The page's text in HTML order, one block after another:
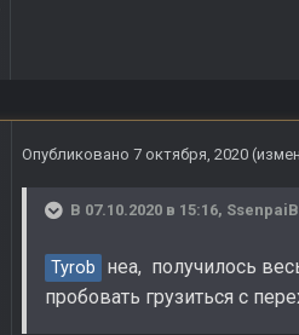
Опубликовано 7 октября, 2020
В 07.10.2020 в 15:16,
Tyrob
неа, получилось
пробовать грузиться с